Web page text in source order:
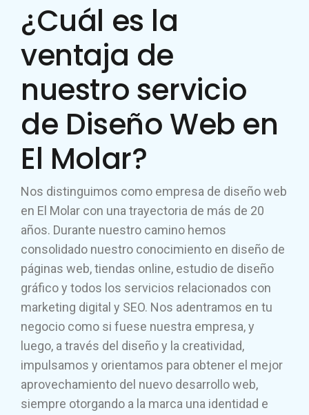
¿Cuál es la
ventaja de
nuestro servicio
de Diseño Web en
El Molar?
Nos distinguimos como empresa de diseño web
en El Molar con una trayectoria de más de 20
años. Durante nuestro camino hemos
consolidado nuestro conocimiento en diseño de
páginas web, tiendas online, estudio de diseño
gráfico y todos los servicios relacionados con
marketing digital y SEO. Nos adentramos en tu
negocio como si fuese nuestra empresa, y
luego, a través del diseño y la creatividad,
impulsamos y orientamos para obtener el mejor
aprovechamiento del nuevo desarrollo web,
siempre otorgando a la marca una identidad e